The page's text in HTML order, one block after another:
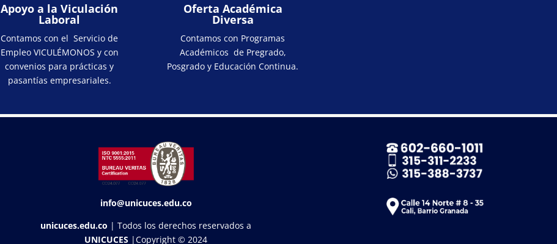
Apoyo a la Viculación
Laboral
Contamos con el Servicio de
Empleo VICULÉMONOS y con
convenios para prácticas y
pasantías empresariales.
Oferta Académica
Diversa
Contamos con Programas
Académicos de Pregrado,
Posgrado y Educación Continua.
info@unicuces.edu.co
unicuces.edu.co | Todos los derechos reservados a
UNICUCES |Copyright © 2024